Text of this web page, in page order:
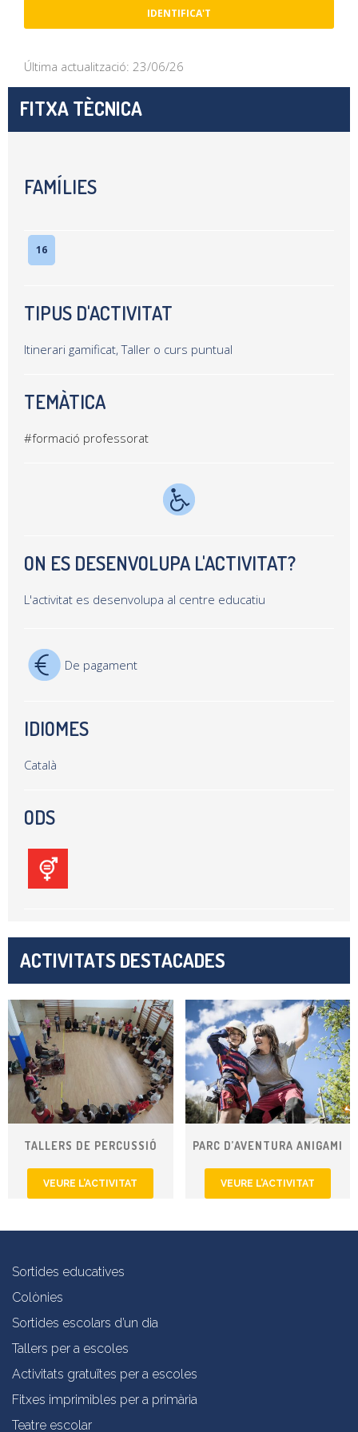
IDENTIFICA'T
Última actualització: 23/06/26
FITXA TÈCNICA
FAMÍLIES
16
TIPUS D'ACTIVITAT
Itinerari gamificat, Taller o curs puntual
TEMÀTICA
#formació professorat
ON ES DESENVOLUPA L'ACTIVITAT?
L'activitat es desenvolupa al centre educatiu
De pagament
IDIOMES
Català
ODS
ACTIVITATS DESTACADES
TALLERS DE PERCUSSIÓ
VEURE L’ACTIVITAT
PARC D’AVENTURA ANIGAMI
VEURE L’ACTIVITAT
Sortides educatives
Colònies
Sortides escolars d’un dia
Tallers per a escoles
Activitats gratuïtes per a escoles
Fitxes imprimibles per a primària
Teatre escolar